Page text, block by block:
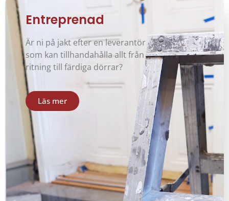
Entreprenad
Är ni på jakt efter en leverantör
som kan tillhandahålla allt från
ritning till färdiga dörrar?
Läs mer